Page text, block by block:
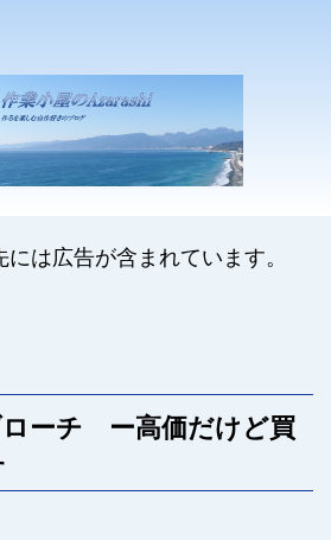
は広告が含まれています。
ローチ ー高価だけど買